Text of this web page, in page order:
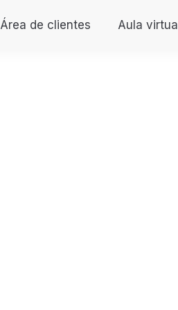
Área de clientes Aula virtual